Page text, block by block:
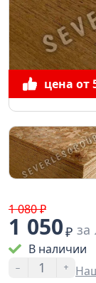
цена от
1 080 ₽
1 050 ₽ за
В наличии
-
+